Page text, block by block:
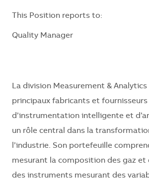
This Position reports to:
Quality Manager
La division Measurement & Analytics
principaux fabricants et
d’instrumentation intelligente et
un rôle central dans la
l’industrie. Son portefeuille
mesurant la composition des gaz et
des instruments mesurant des